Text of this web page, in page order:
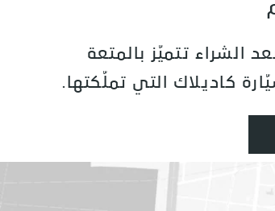
الشراء تتميّز بالمتعة
كاديلاك التي تملّكتها.